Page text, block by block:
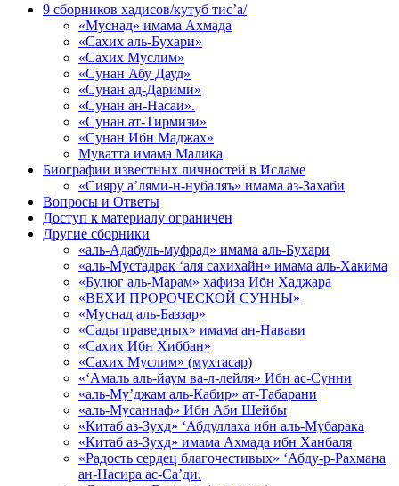
9 сборников хадисов/кутуб тис’а/
«Муснад» имама Ахмада
«Сахих аль-Бухари»
«Сахих Муслим»
«Сунан Абу Дауд»
«Сунан ад-Дарими»
«Сунан ан-Насаи».
«Сунан ат-Тирмизи»
«Сунан Ибн Маджах»
Муватта имама Малика
Биографии известных личностей в Исламе
«Сияру а’лями-н-нубаляъ» имама аз-Захаби
Вопросы и Ответы
Доступ к материалу ограничен
Другие сборники
«аль-Адабуль-муфрад» имама аль-Бухари
«аль-Мустадрак ‘аля сахихайн» имама аль-Хакима
«Булюг аль-Марам» хафиза Ибн Хаджара
«ВЕХИ ПРОРОЧЕСКОЙ СУННЫ»
«Муснад аль-Баззар»
«Сады праведных» имама ан-Навави
«Сахих Ибн Хиббан»
«Сахих Муслим» (мухтасар)
«‘Амаль аль-йаум ва-л-лейля» Ибн ас-Сунни
«аль-Му’джам аль-Кабир» ат-Табарани
«аль-Мусаннаф» Ибн Аби Шейбы
«Китаб аз-Зухд» ‘Абдуллаха ибн аль-Мубарака
«Китаб аз-Зухд» имама Ахмада ибн Ханбаля
«Радость сердец благочестивых» ‘Абду-р-Рахмана
ан-Насира ас-Са’ди.